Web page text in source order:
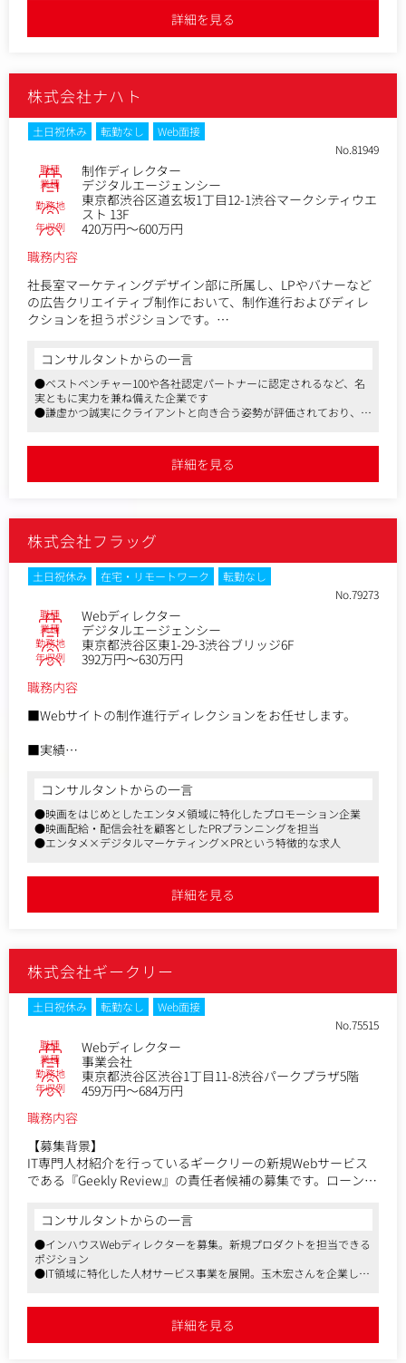
案を行い、効果測定まで担当するので自分の分析結果がどれ
だけお客様の成果に繋がったか実感できます。
-制作スケジュールの管理とステークホルダーとの調整
-クリエイティブチームとの協働
・各種施策の企画立案と実行
・ブランド関連制作物のディレクション（Webサイト、パン
フレット、各種資料、ノベルティー、各種イベント）
将来的にお任せしたい業務：
経験を積んだ後、以下の業務をお任せすることを想定してい
ます。
・大規模プロモーション施策の主担当
・複数プロジェクトの進行管理
変更の範囲：会社の定める業務
●マスメディアンからの採用実績あり。選考状況に応じたアドバイス
詳細を見る
株式会社ナハト
土日祝休み 転勤なし
Web面接
No.81949
職種 制作ディレクター
業種 デジタルエージェンシー
勤務地
東京都渋谷区道玄坂1丁目12-1渋谷マークシティウエ
スト 13F
年収例
420万円～600万円
職務内容
社長室マーケティングデザイン部に所属し、LPやバナーなど
の広告クリエイティブ制作において、制作進行およびディレ
クションを担うポジションです。
本ポジションでは、単に制作物を管理するのではなく、
事業責任者や外部パートナーと連携しながら、制作プロジェ
クト全体を設計・推進していただきます。
「どのような目的で、何を作るのか」
「どの順序で、誰が、どこまで進めるのか」
つながる状態をつくることが役割です。
また、LPの構成検討やコピーの方向性整理など、
将来的には、制作ディレクションの経験をベースに、クリエ
イティブディレクターとしてブランド全体の戦略設計やコン
セプト開発に関わることも可能です。
単発の制作に留まらず、事業やブランドの「世界観」を設計
する上流工程へと役割を広げていけるキャリアパスも視野に
入れることができます。
【業務内容】
●制作進行・調整業務
・事業責任者からの制作要件の整理
・社内外関係者（デザイナー・ライター等）との連携・調整
●クリエイティブディレクション
・構成・表現に関する改善提案
・コピーや見せ方の方向性整理
●改善・ブラッシュアップ
・配信後の数値や反応を踏まえた改善検討
・次回制作に向けた要件・方針のアップデート
※デザイン制作そのものは担当しませんが、
「事業成果につながるか」という視点で制作に関与します。
コンサルタントからの一言
●ベストベンチャー100や各社認定パートナーに認定されるなど、名
実ともに実力を兼ね備えた企業です
●謙虚かつ誠実にクライアントと向き合う姿勢が評価されており、急
詳細を見る
株式会社フラッグ
土日祝休み 在宅・リモートワーク
転勤なし
No.79273
職種 Webディレクター
業種 デジタルエージェンシー
勤務地 東京都渋谷区東1-29-3渋谷ブリッジ6F
年収例
392万円～630万円
職務内容
■Webサイトの制作進行ディレクションをお任せします。
■実績
ド・アローズなど幅広い実績がございます。
・クライアントとの打ち合わせ、サイト制作進行や予算管
理、デザイナー・コーダーへ指示など一連のディレクション
業務をお任せします。
ンタメ、行政、学校法人、医療などの幅広いジャンルを扱っ
ていますので、ご興味がある業界の案件をお任せします。
などの担当と社内外連携することも多く、幅広くデジタルプ
ロモーションに興味がある方にやりがいのあるポジションで
す。
・週2日出勤日を設けてリアルなコミュニケーションも取るよ
うにしています。
コンサルタントからの一言
●映画をはじめとしたエンタメ領域に特化したプロモーション企業
●映画配給・配信会社を顧客としたPRプランニングを担当
●エンタメ×デジタルマーケティング×PRという特徴的な求人
詳細を見る
株式会社ギークリー
土日祝休み 転勤なし
Web面接
No.75515
職種 Webディレクター
業種 事業会社
勤務地 東京都渋谷区渋谷1丁目11-8渋谷パークプラザ5階
年収例
459万円～684万円
職務内容
【募集背景】
IT専門人材紹介を行っているギークリーの新規Webサービス
である『Geekly Review』の責任者候補の募集です。ローンチ
今後の当社の成長戦略の要となっています。今後よりスピー
ド感を持ってグロースさせていくために、専任の責任者を立
て戦略策定→実行を行っていきます。
『Geekly Review』とは・・・
報、会社評判が閲覧可能なプラットフォームです。
https://geeklyreview.com/
コンサルタントからの一言
●インハウスWebディレクターを募集。新規プロダクトを担当できる
ポジション
●IT領域に特化した人材サービス事業を展開。玉木宏さんを企業した
詳細を見る